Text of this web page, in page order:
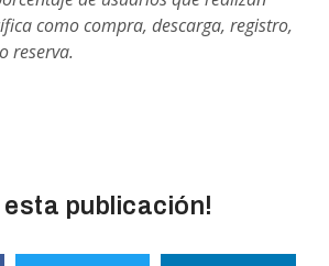
como compra, descarga, registro,
reserva.
esta publicación!